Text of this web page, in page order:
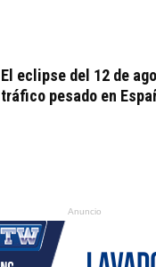
El eclipse del 12 de
tráfico pesado en
Anuncio